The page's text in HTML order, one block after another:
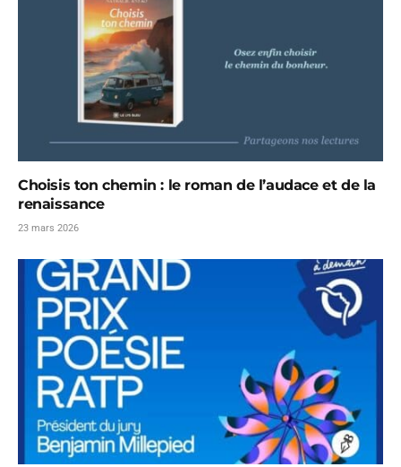
Choisis ton chemin : le roman de l’audace et de la
renaissance
23 mars 2026